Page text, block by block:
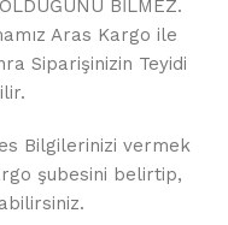
BİLMEZ.
Aras Kargo ile
Siparişinizin Teyidi
Bilgilerinizi vermek
şubesini belirtip,